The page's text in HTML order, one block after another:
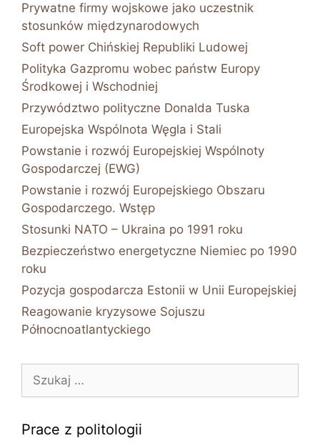
Prywatne firmy wojskowe jako uczestnik
stosunków międzynarodowych
Soft power Chińskiej Republiki Ludowej
Polityka Gazpromu wobec państw Europy
Środkowej i Wschodniej
Przywództwo polityczne Donalda Tuska
Europejska Wspólnota Węgla i Stali
Powstanie i rozwój Europejskiej Wspólnoty
Gospodarczej (EWG)
Powstanie i rozwój Europejskiego Obszaru
Gospodarczego. Wstęp
Stosunki NATO – Ukraina po 1991 roku
Bezpieczeństwo energetyczne Niemiec po 1990
roku
Pozycja gospodarcza Estonii w Unii Europejskiej
Reagowanie kryzysowe Sojuszu
Północnoatlantyckiego
Szukaj:
Prace z politologii